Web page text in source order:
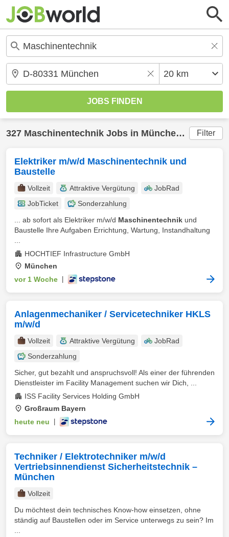
327 Maschinentechnik Jobs in München (20 km)
Filter
Elektriker m/w/d Maschinentechnik und
Baustelle
Vollzeit Attraktive Vergütung
JobRad
JobTicket
Sonderzahlung
... ab sofort als Elektriker m/w/d Maschinentechnik und
Baustelle Ihre Aufgaben Errichtung, Wartung, Instandhaltung
HOCHTIEF Infrastructure GmbH
München
vor 1 Woche
Anlagenmechaniker / Servicetechniker HKLS
m/w/d
Vollzeit Attraktive Vergütung
JobRad
Sonderzahlung
Sicher, gut bezahlt und anspruchsvoll! Als einer der führenden
Dienstleister im Facility Management suchen wir Dich, ...
ISS Facility Services Holding GmbH
Großraum Bayern
heute neu
Techniker / Elektrotechniker m/w/d
Vertriebsinnendienst Sicherheitstechnik –
München
Vollzeit
Du möchtest dein technisches Know-how einsetzen, ohne
ständig auf Baustellen oder im Service unterwegs zu sein? Im